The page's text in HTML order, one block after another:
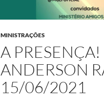
MINISTRAÇÕES
A
ANDERSON
15/06/2021